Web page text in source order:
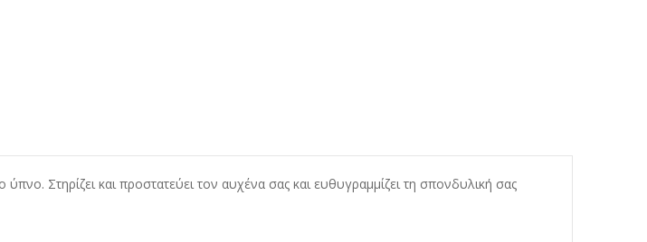
Στηρίζει και προστατεύει τον αυχένα σας και ευθυγραμμίζει τη σπονδυλική σας